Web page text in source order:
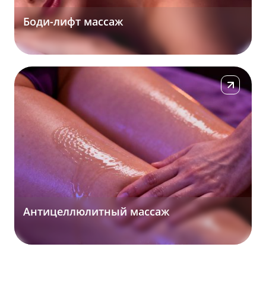
Боди-лифт массаж
Антицеллюлитный массаж
Подробнее